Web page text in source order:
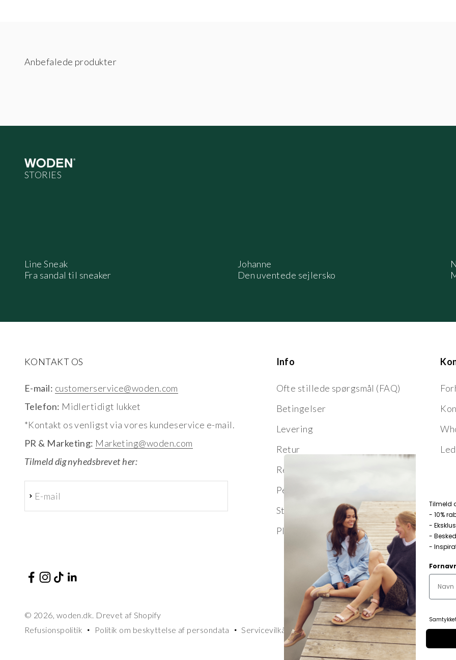
Line Sneak
Fra sandal til sneaker
Johanne
Den uventede sejlersko
KONTAKT OS
E-mail: customerservice@woden.com
Telefon: Midlertidigt lukket
*Kontakt os venligst via vores kundeservice e-mail.
PR & Marketing: Marketing@woden.com
Tilmeld dig nyhedsbrevet her:
E-mail
Abonnér
Info
Ofte stillede spørgsmål (FAQ)
Betingelser
Levering
Retur
Reklamation
Persondata
Størrelsesguide
Pleje og vedligeholdelse
© 2026, woden.dk. Drevet af Shopify
Refusionspolitik
Politik om beskyttelse af persondata Servicevilkår Leveringspolitik
Tilmeld
- 10%
-
-
-